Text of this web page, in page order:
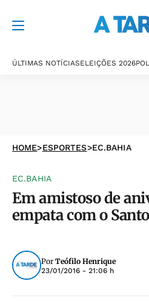
ÚLTIMAS NOTÍCIASELEIÇÕES 2026
HOME>ESPORTES>EC.BAHIA
EC.BAHIA
Em amistoso de
empata com o
Por Teófilo Henrique
23/01/2016 - 21:06 h